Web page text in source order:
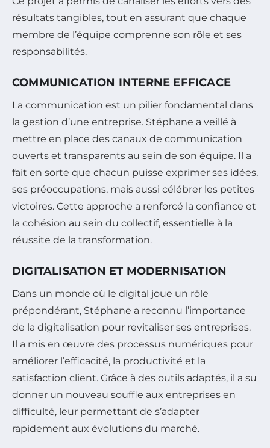
résultats tangibles, tout en assurant que chaque
membre de l’équipe comprenne son rôle et ses
responsabilités.
COMMUNICATION INTERNE EFFICACE
La communication est un pilier fondamental dans
la gestion d’une entreprise. Stéphane a veillé à
mettre en place des canaux de communication
ouverts et transparents au sein de son équipe. Il a
fait en sorte que chacun puisse exprimer ses idées,
ses préoccupations, mais aussi célébrer les petites
victoires. Cette approche a renforcé la confiance et
la cohésion au sein du collectif, essentielle à la
réussite de la transformation.
DIGITALISATION ET MODERNISATION
Dans un monde où le digital joue un rôle
prépondérant, Stéphane a reconnu l’importance
de la digitalisation pour revitaliser ses entreprises.
Il a mis en œuvre des processus numériques pour
améliorer l’efficacité, la productivité et la
satisfaction client. Grâce à des outils adaptés, il a su
donner un nouveau souffle aux entreprises en
difficulté, leur permettant de s’adapter
rapidement aux évolutions du marché.